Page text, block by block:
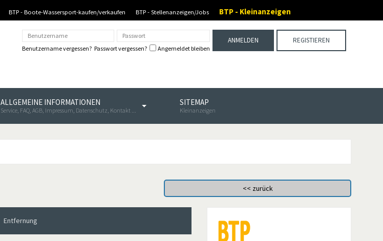
BTP - Boote-Wassersport-kaufen/verkaufen BTP - Stellenanzeigen/Jobs BTP - Kleinanzeigen
REGISTIEREN
Benutzername vergessen? Passwort vergessen? Angemeldet bleiben
ANMELDEN
ALLGEMEINE INFORMATIONEN
Service, FAQ, AGB, Impressum, Datenschutz, Kontakt ...
SITEMAP
Kleinanzeigen
Entfernung